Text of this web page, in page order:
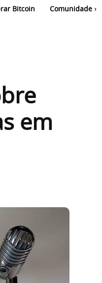
Bitcoin Comunidade
em